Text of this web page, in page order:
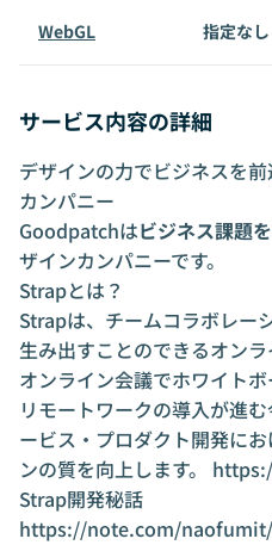
WebGL 指定なし
サービス内容の詳細
デザインの力でビジネスを
カンパニー
Goodpatchはビジネス課題
ザインカンパニーです。
Strapとは？
Strapは、チームコラボレー
生み出すことのできるオンラ
オンライン会議でホワイト
リモートワークの導入が進
ービス・プロダクト開発に
ンの質を向上します。
Strap開発秘話
https://note.com/